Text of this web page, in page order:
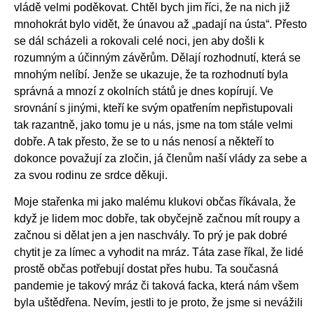
vládě velmi poděkovat. Chtěl bych jim říci, že na nich již
mnohokrát bylo vidět, že únavou až „padají na ústa“. Přesto
se dál scházeli a rokovali celé noci, jen aby došli k
rozumným a účinným závěrům. Dělají rozhodnutí, která se
mnohým nelíbí. Jenže se ukazuje, že ta rozhodnutí byla
správná a mnozí z okolních států je dnes kopírují. Ve
srovnání s jinými, kteří ke svým opatřením nepřistupovali
tak razantně, jako tomu je u nás, jsme na tom stále velmi
dobře. A tak přesto, že se to u nás nenosí a někteří to
dokonce považují za zločin, já členům naší vlády za sebe a
za svou rodinu ze srdce děkuji.
Moje stařenka mi jako malému klukovi občas říkávala, že
když je lidem moc dobře, tak obyčejně začnou mít roupy a
začnou si dělat jen a jen naschvály. To prý je pak dobré
chytit je za límec a vyhodit na mráz. Táta zase říkal, že lidé
prostě občas potřebují dostat přes hubu. Ta současná
pandemie je takový mráz či taková facka, která nám všem
byla uštědřena. Nevím, jestli to je proto, že jsme si nevážili